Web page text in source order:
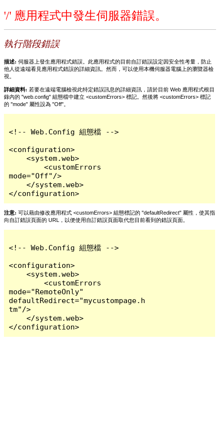
'/' 應用程式中發生伺服器錯誤。
執行階段錯誤
描述: 伺服器上發生應用程式錯誤。此應用程式的目前自訂錯誤設定因安全性考量，防止
他人從遠端看見應用程式錯誤的詳細資訊。然而，可以使用本機伺服器電腦上的瀏覽器檢
視。
詳細資料: 若要在遠端電腦檢視此特定錯誤訊息的詳細資訊，請於目前 Web 應用程式根目
錄內的 "web.config" 組態檔中建立 <customErrors> 標記。然後將 <customErrors> 標記
的 "mode" 屬性設為 "Off"。
<!-- Web.Config 組態檔 -->
<configuration>
    <system.web>
        <customErrors
mode="Off"/>
    </system.web>
</configuration>
注意: 可以藉由修改應用程式 <customErrors> 組態標記的 "defaultRedirect" 屬性，使其指
向自訂錯誤頁面的 URL，以便使用自訂錯誤頁面取代您目前看到的錯誤頁面。
<!-- Web.Config 組態檔 -->
<configuration>
    <system.web>
        <customErrors
mode="RemoteOnly"
defaultRedirect="mycustompage.h
tm"/>
    </system.web>
</configuration>